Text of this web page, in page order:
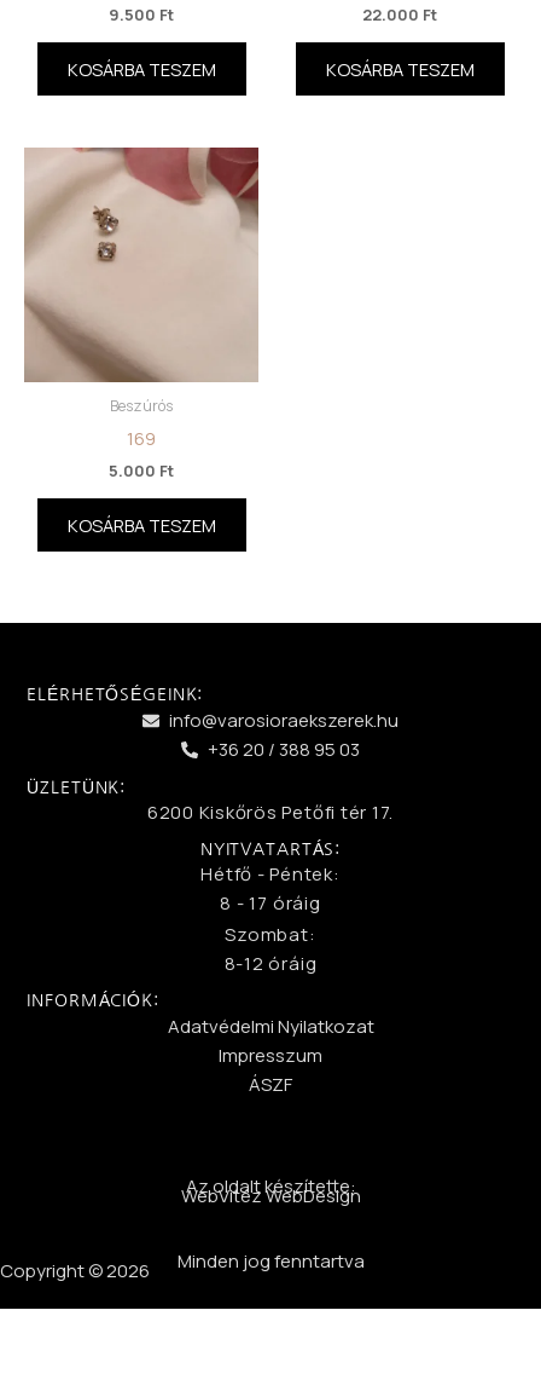
9.500 Ft
KOSÁRBA TESZEM
22.000 Ft
KOSÁRBA TESZEM
Beszúrós
169
5.000 Ft
KOSÁRBA TESZEM
ELÉRHETŐSÉGEINK:
info@varosioraekszerek.hu
+36 20 / 388 95 03
ÜZLETÜNK:
6200 Kiskőrös Petőfi tér 17.
NYITVATARTÁS:
Hétfő - Péntek:
8 - 17 óráig
Szombat:
8-12 óráig
INFORMÁCIÓK:
Adatvédelmi Nyilatkozat
Impresszum
ÁSZF
Az oldalt készítette:
WebVitéz WebDesign
Minden jog fenntartva
Copyright © 2026